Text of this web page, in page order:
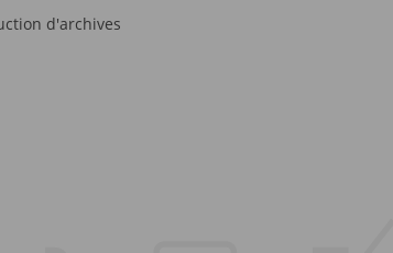
d'archives